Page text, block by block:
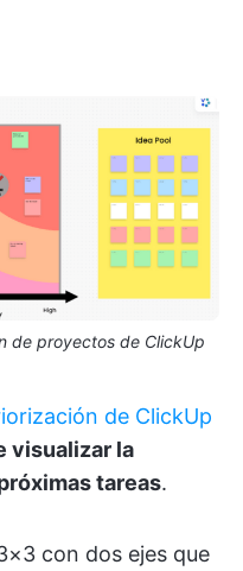
de proyectos de ClickUp
de ClickUp
visualizar la
tareas.
con dos ejes que